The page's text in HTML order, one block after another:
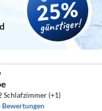
Schlafzimmer (+1)
Bewertungen